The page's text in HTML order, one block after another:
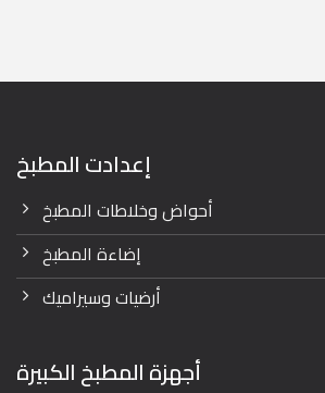
إعدادت المطبخ
أحواض وخلاطات المطبخ
إضاءة المطبخ
أرضيات وسيراميك
أجهزة المطبخ الكبيرة